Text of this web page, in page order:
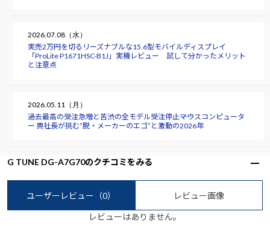
2026.07.08（水）
実売2万円を切るリーズナブルな15.6型モバイルディスプレイ
「ProLite P1671HSC-B1J」実機レビュー 試して分かったメリット
と注意点
2026.05.11（月）
過去最高の受注急増と苦渋の全モデル受注停止――マウスコンピュータ
ー 軣社長が挑む“脱・メーカーのエゴ”と激動の2026年
G TUNE DG-A7G70のクチコミをみる
ユーザーレビュー （0） レビュー画像
レビューはありません。